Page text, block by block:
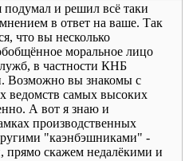
подумал и решил всё таки
в ответ на ваше. Так
что вы несколько
моральное лицо
в частности КНБ
Возможно вы знакомы с
ведомств самых высоких
А вот я знаю и
производственных
"каэнбэшниками" -
скажем недалёкими и